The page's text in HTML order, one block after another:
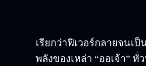
เรียกว่าฟีเวอร์กลายจนเ
พลังของเหล่า “ออเจ้า”